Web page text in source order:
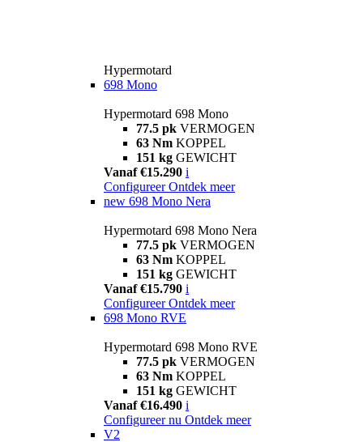
Hypermotard
698 Mono
Hypermotard 698 Mono
77.5 pk VERMOGEN
63 Nm KOPPEL
151 kg GEWICHT
Vanaf €15.290 i
Configureer Ontdek meer
new 698 Mono Nera
Hypermotard 698 Mono Nera
77.5 pk VERMOGEN
63 Nm KOPPEL
151 kg GEWICHT
Vanaf €15.790 i
Configureer Ontdek meer
698 Mono RVE
Hypermotard 698 Mono RVE
77.5 pk VERMOGEN
63 Nm KOPPEL
151 kg GEWICHT
Vanaf €16.490 i
Configureer nu Ontdek meer
V2